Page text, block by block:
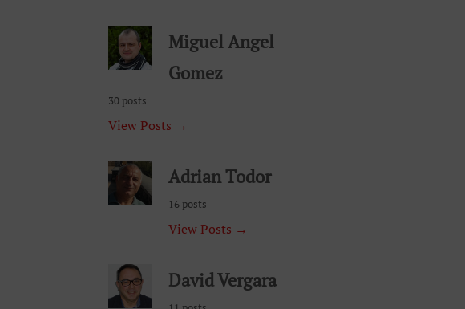
Miguel Angel
Gomez
30 posts
View Posts →
Adrian Todor
16 posts
View Posts →
David Vergara